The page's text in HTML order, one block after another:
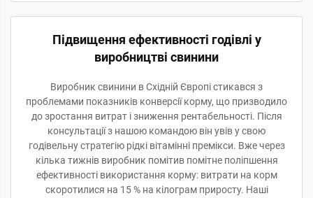
Підвищення ефективності годівлі у
виробництві свинини
Виробник свинини в Східній Європі стикався з
проблемами показників конверсії корму, що призводило
до зростання витрат і зниження рентабельності. Після
консультації з нашою командою він увів у свою
годівельну стратегію рідкі вітамінні премікси. Вже через
кілька тижнів виробник помітив помітне поліпшення
ефективності використання корму: витрати на корм
скоротилися на 15 % на кілограм приросту. Наші